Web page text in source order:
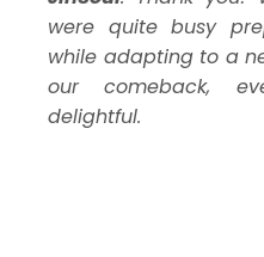
were quite busy
while adapting to a
our comeback,
delightful.